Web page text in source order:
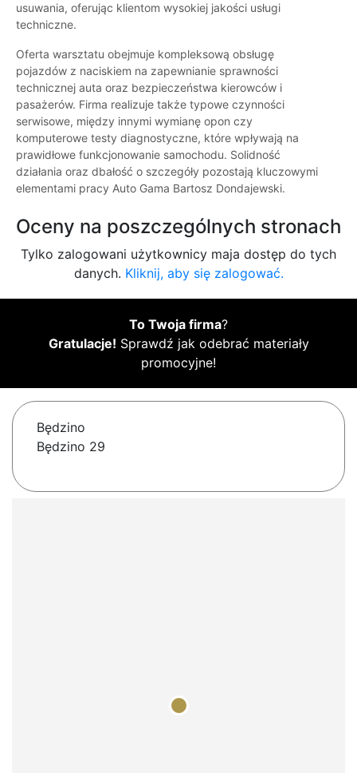
usuwania, oferując klientom wysokiej jakości usługi
techniczne.
Oferta warsztatu obejmuje kompleksową obsługę
pojazdów z naciskiem na zapewnianie sprawności
technicznej auta oraz bezpieczeństwa kierowców i
pasażerów. Firma realizuje także typowe czynności
serwisowe, między innymi wymianę opon czy
komputerowe testy diagnostyczne, które wpływają na
prawidłowe funkcjonowanie samochodu. Solidność
działania oraz dbałość o szczegóły pozostają kluczowymi
elementami pracy Auto Gama Bartosz Dondajewski.
Oceny na poszczególnych stronach
Tylko zalogowani użytkownicy maja dostęp do tych
danych. Kliknij, aby się zalogować.
To Twoja firma?
Gratulacje! Sprawdź jak odebrać materiały
promocyjne!
Będzino
Będzino 29